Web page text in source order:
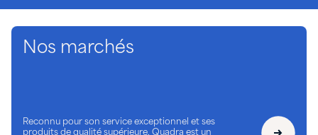
Nos marchés
Reconnu pour son service exceptionnel et ses
produits de qualité supérieure, Quadra est un